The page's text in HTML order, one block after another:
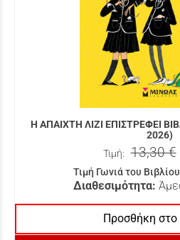
Η ΑΠΑΙΧΤΗ ΛΙΖΙ ΕΠΙΣΤΡΕΦΕΙ
2026)
Τιμή: 13,30 €
Τιμή Γωνιά του Βιβλίου
Διαθεσιμότητα:
Προσθήκη στο